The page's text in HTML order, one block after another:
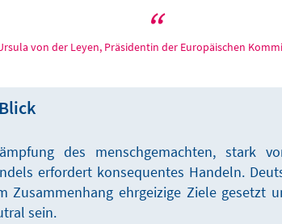
von der Leyen, Präsidentin der Europäischen
des menschgemachten, stark
erfordert konsequentes Handeln.
Zusammenhang ehrgeizige Ziele gesetzt
sein.